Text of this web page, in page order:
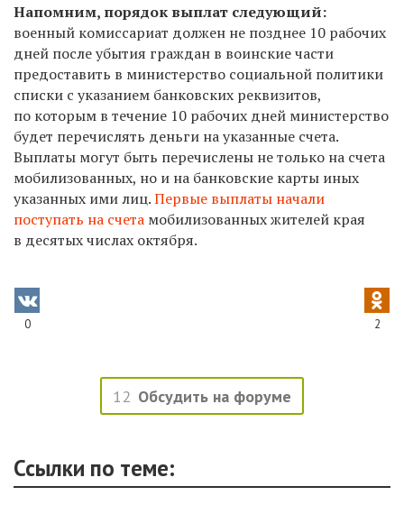
Напомним, порядок выплат следующий:
военный комиссариат должен не позднее 10 рабочих
дней после убытия граждан в воинские части
предоставить в министерство социальной политики
списки с указанием банковских реквизитов,
по которым в течение 10 рабочих дней министерство
будет перечислять деньги на указанные счета.
Выплаты могут быть перечислены не только на счета
мобилизованных, но и на банковские карты иных
указанных ими лиц.Первые выплаты начали
поступать на счета мобилизованных жителей края
в десятых числах октября.
0 2
12 Обсудить на форуме
Ссылки по теме: